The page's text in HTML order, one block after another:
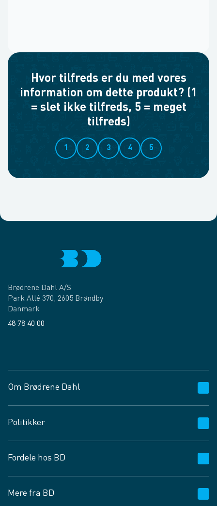
Hvor tilfreds er du med vores
information om dette produkt? (1
= slet ikke tilfreds, 5 = meget
tilfreds)
1 2 3 4 5
Brødrene Dahl A/S
Park Allé 370, 2605 Brøndby
Danmark
48 78 40 00
Om Brødrene Dahl
Vagttelefon 30 10 89 89
Spørgsmål og svar
Job og karriere
Fødevarekontrolrapport
Politikker
Privatlivspolitik
Cookies
Vilkår og betingelser
Fordele hos BD
BD app
Mere fra BD